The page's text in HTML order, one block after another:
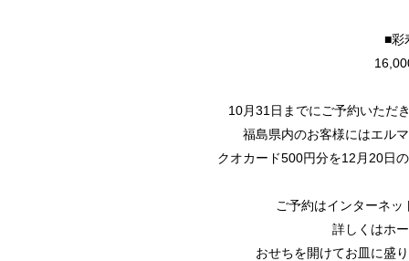
■
10月31日までにご予約いただ
福島県内のお客様にはエル
クオカード500円分を12月20日
ご予約はインターネ
詳しくはホ
おせちを開けてお皿に盛